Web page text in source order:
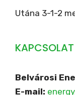
Utána 3-1-2
KAPCSOLAT
Belvárosi
E-mail: